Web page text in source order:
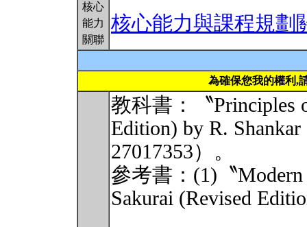
核心
能力
關聯
核心能力與課程規劃
為確保您我的權利,
教科書：〝Principles
Edition) by R.
27017353）。
參考書：(1)〝Modern
Sakurai (Revised